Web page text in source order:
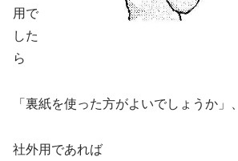
用で
した
ら
「裏紙を使った方がよいでしょうか」、
社外用であれば